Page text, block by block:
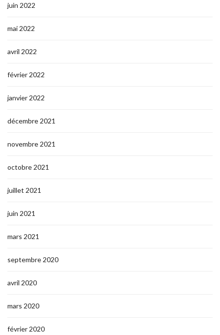
juin 2022
mai 2022
avril 2022
février 2022
janvier 2022
décembre 2021
novembre 2021
octobre 2021
juillet 2021
juin 2021
mars 2021
septembre 2020
avril 2020
mars 2020
février 2020